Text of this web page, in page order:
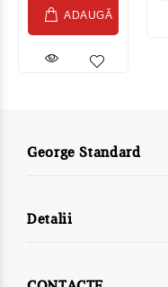
ADAUGĂ
George Standard
Detalii